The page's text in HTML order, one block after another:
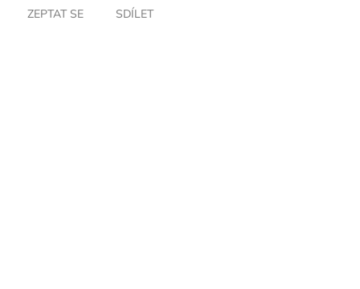
ZEPTAT SE SDÍLET